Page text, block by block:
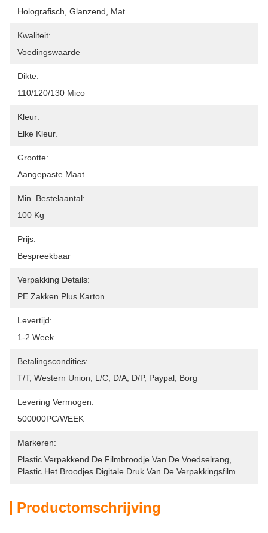
Holografisch, Glanzend, Mat
Kwaliteit:
Voedingswaarde
Dikte:
110/120/130 Mico
Kleur:
Elke Kleur.
Grootte:
Aangepaste Maat
Min. Bestelaantal:
100 Kg
Prijs:
Bespreekbaar
Verpakking Details:
PE Zakken Plus Karton
Levertijd:
1-2 Week
Betalingscondities:
T/T, Western Union, L/C, D/A, D/P, Paypal, Borg
Levering Vermogen:
500000PC/WEEK
Markeren:
Plastic Verpakkend De Filmbroodje Van De Voedselrang
Plastic Het Broodjes Digitale Druk Van De Verpakkingsfilm
Productomschrijving